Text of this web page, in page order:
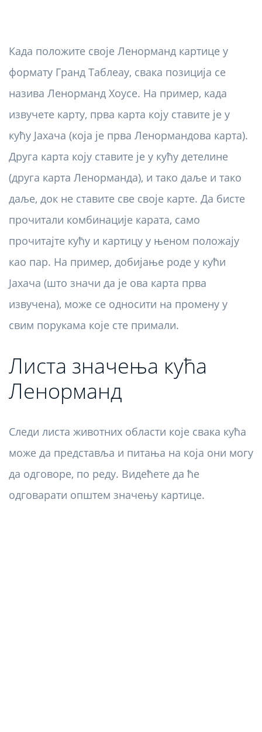
Када положите своје Ленорманд картице у
формату Гранд Таблеау, свака позиција се
назива Ленорманд Хоусе. На пример, када
извучете карту, прва карта коју ставите је у
кућу Јахача (која је прва Ленормандова карта).
Друга карта коју ставите је у кућу детелине
(друга карта Ленорманда), и тако даље и тако
даље, док не ставите све своје карте. Да бисте
прочитали комбинације карата, само
прочитајте кућу и картицу у њеном положају
као пар. На пример, добијање роде у кући
Јахача (што значи да је ова карта прва
извучена), може се односити на промену у
свим порукама које сте примали.
Листа значења кућа
Ленорманд
Следи листа животних области које свака кућа
може да представља и питања на која они могу
да одговоре, по реду. Видећете да ће
одговарати општем значењу картице.